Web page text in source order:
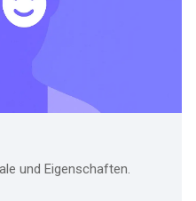
und Eigenschaften.